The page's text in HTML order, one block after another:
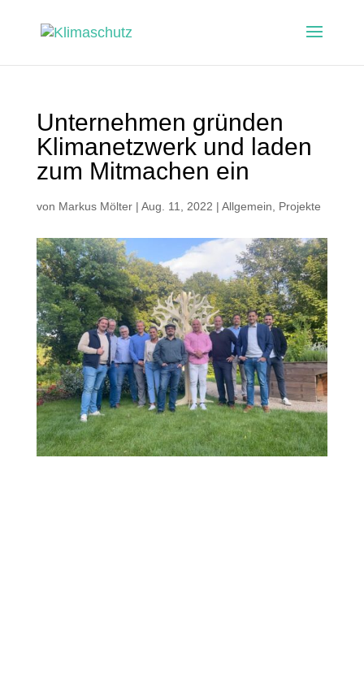
Unternehmen gründen
Klimanetzwerk und laden
zum Mitmachen ein
von Markus Mölter| Aug. 11, 2022 | Allgemein Projekte